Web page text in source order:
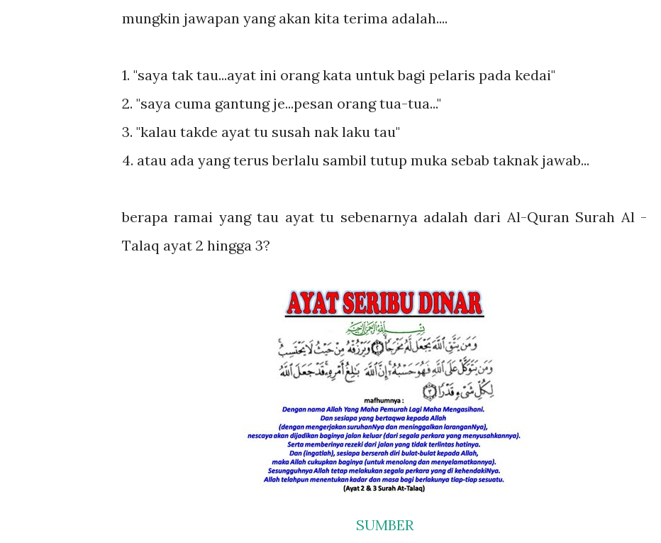
mungkin jawapan yang akan kita terima adalah....
1. "saya tak tau...ayat ini orang kata untuk bagi pelaris pada kedai"
2. "saya cuma gantung je...pesan orang tua-tua..."
3. "kalau takde ayat tu susah nak laku tau"
4. atau ada yang terus berlalu sambil tutup muka sebab taknak jawab...
berapa ramai yang tau ayat tu sebenarnya adalah dari Al-Quran Surah Al -
Talaq ayat 2 hingga 3?
SUMBER